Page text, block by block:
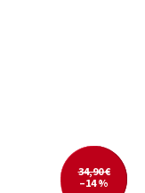
34,90 €
–14 %